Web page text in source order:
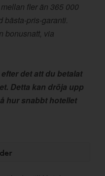
fler än 365 000
bästa-pris-garanti.
bonusnatt, via
det att du betalat
Detta kan dröja upp
hur snabbt hotellet